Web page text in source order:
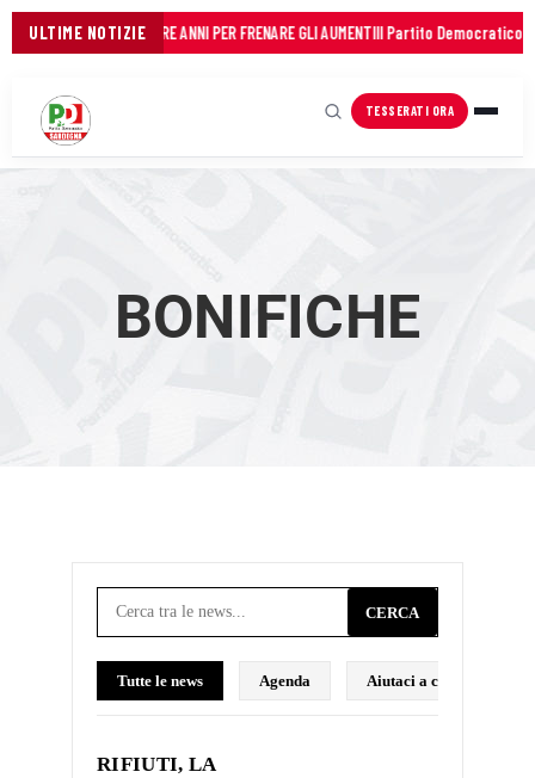
ULTIME NOTIZIE
45 MILIONI IN TRE ANNI PER FRENARE GLI AUMENTIIl Partito Democratico
TESSERATI ORA
BONIFICHE
CERCA
Tutte le news Agenda Aiutaci a costruire il
RIFIUTI, LA